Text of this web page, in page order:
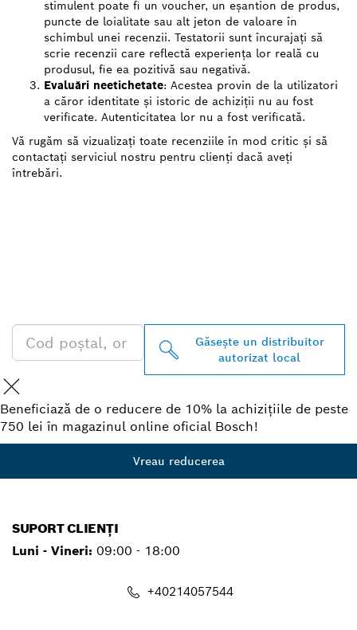
stimulent poate fi un voucher, un eșantion de produs,
puncte de loialitate sau alt jeton de valoare în
schimbul unei recenzii. Testatorii sunt încurajați să
scrie recenzii care reflectă experiența lor reală cu
produsul, fie ea pozitivă sau negativă.
Evaluări neetichetate: Acestea provin de la utilizatori
a căror identitate și istoric de achiziții nu au fost
verificate. Autenticitatea lor nu a fost verificată.
Vă rugăm să vizualizați toate recenziile în mod critic și să
contactați serviciul nostru pentru clienți dacă aveți
întrebări.
Găseşte un distribuitor
autorizat local
Beneficiază de o reducere de 10% la achizițiile de peste
750 lei în magazinul online oficial Bosch!
Vreau reducerea
SUPORT CLIENȚI
Luni - Vineri: 09:00 - 18:00
+40214057544